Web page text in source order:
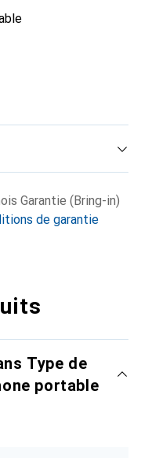
Garantie (Bring-in)
de garantie
Type de
portable